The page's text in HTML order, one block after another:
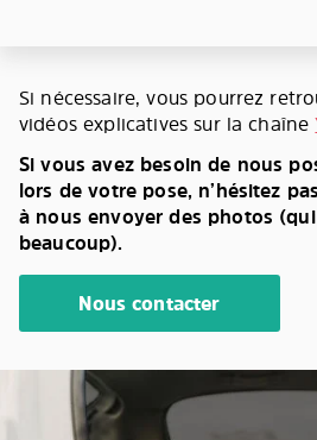
Si nécessaire, vous pourrez
vidéos explicatives sur la chaîne
Si vous avez besoin de nous
lors de votre pose, n’hésitez
à nous envoyer des photos
beaucoup).
Nous contacter